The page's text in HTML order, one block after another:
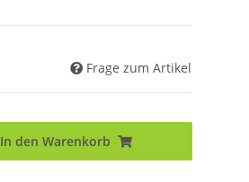
Frage zum Artikel
In den Warenkorb